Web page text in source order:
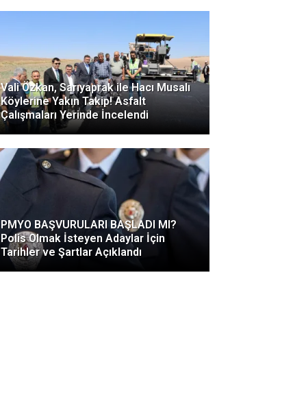
Vali Özkan, Sarıyaprak ile Hacı Musalı
Köylerine Yakın Takip! Asfalt
Çalışmaları Yerinde İncelendi
PMYO BAŞVURULARI BAŞLADI MI?
Polis Olmak İsteyen Adaylar İçin
Tarihler ve Şartlar Açıklandı